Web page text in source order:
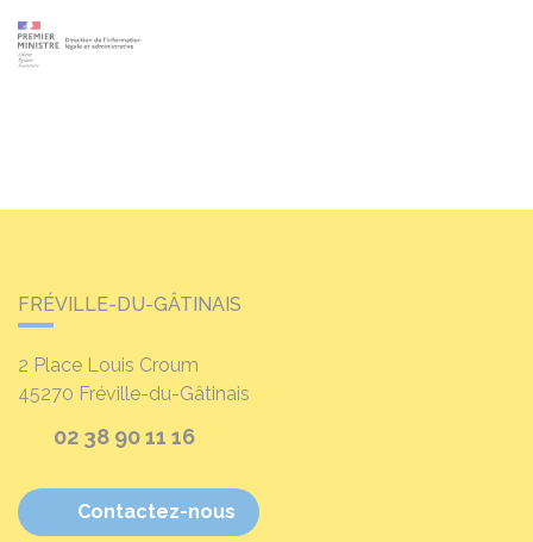
FRÉVILLE-DU-GÂTINAIS
2 Place Louis Croum
45270 Fréville-du-Gâtinais
02 38 90 11 16
Contactez-nous